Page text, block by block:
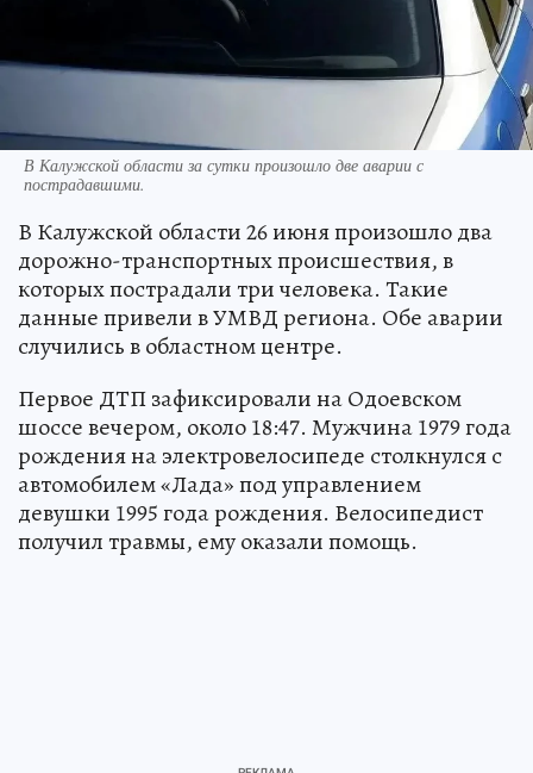
В Калужской области за сутки произошло две аварии с
пострадавшими.
В Калужской области 26 июня произошло два
дорожно-транспортных происшествия, в
которых пострадали три человека. Такие
данные привели в УМВД региона. Обе аварии
случились в областном центре.
Первое ДТП зафиксировали на Одоевском
шоссе вечером, около 18:47. Мужчина 1979 года
рождения на электровелосипеде столкнулся с
автомобилем «Лада» под управлением
девушки 1995 года рождения. Велосипедист
получил травмы, ему оказали помощь.